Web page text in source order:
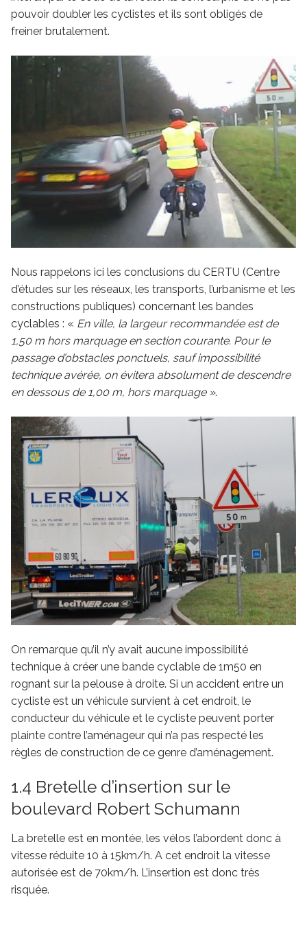
pouvoir doubler les cyclistes et ils sont obligés de
freiner brutalement.
Nous rappelons ici les conclusions du CERTU (Centre
d’études sur les réseaux, les transports, l’urbanisme et les
constructions publiques) concernant les bandes
cyclables : « En ville, la largeur recommandée est de
1,50 m hors marquage en section courante. Pour le
passage d’obstacles ponctuels, sauf impossibilité
technique avérée, on évitera absolument de descendre
en dessous de 1,00 m, hors marquage ».
On remarque qu’il n’y avait aucune impossibilité
technique à créer une bande cyclable de 1m50 en
rognant sur la pelouse à droite. Si un accident entre un
cycliste est un véhicule survient à cet endroit, le
conducteur du véhicule et le cycliste peuvent porter
plainte contre l’aménageur qui n’a pas respecté les
règles de construction de ce genre d’aménagement.
1.4 Bretelle d’insertion sur le
boulevard Robert Schumann
La bretelle est en montée, les vélos l’abordent donc à
vitesse réduite 10 à 15km/h. A cet endroit la vitesse
autorisée est de 70km/h. L’insertion est donc très
risquée.